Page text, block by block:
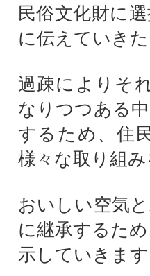
民俗文化財に
に伝えていき
過疎によりそ
なりつつある
するため、住
様々な取り組み
おいしい空気
に継承するた
示していきます